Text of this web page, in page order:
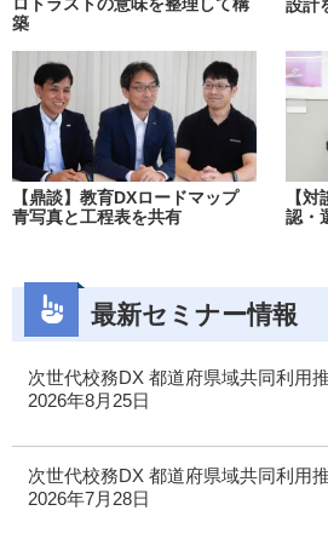
築
設計
【鼎談】教育DXロードマップ
青写真と工程表を共有
【
認・
最新セミナー情報
次世代校務DX 都道府県域共同利用
2026年8月25日
次世代校務DX 都道府県域共同利用
2026年7月28日